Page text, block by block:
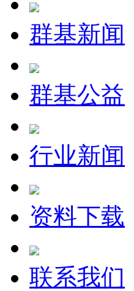
群基新闻
群基公益
行业新闻
资料下载
联系我们